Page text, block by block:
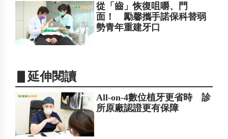
從「齒」恢復咀嚼、門
面！ 勵馨攜手諾保科替弱
勢青年重建牙口
▋延伸閱讀
All-on-4數位植牙更省時 診
所原廠認證更有保障